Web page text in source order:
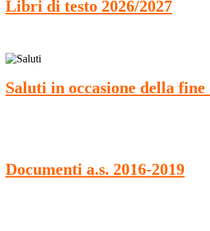
Libri di testo 2026/2027
Saluti in occasione della fine
Documenti a.s. 2016-2019